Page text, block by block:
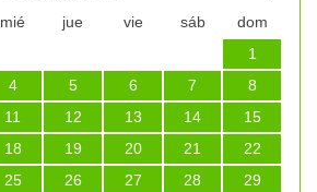
mié jue vie sáb
dom
1
4 5 6 7
8
11 12 13 14
15
18 19 20 21
22
25 26 27 28
29